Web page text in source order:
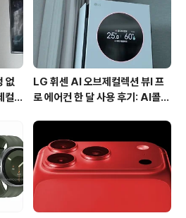
한 이용할 수 있는 T끼
없
컬렉
LG 휘센 AI 오브제컬렉션 뷰I 프
로 에어컨 한 달 사용 후기: AI콜드